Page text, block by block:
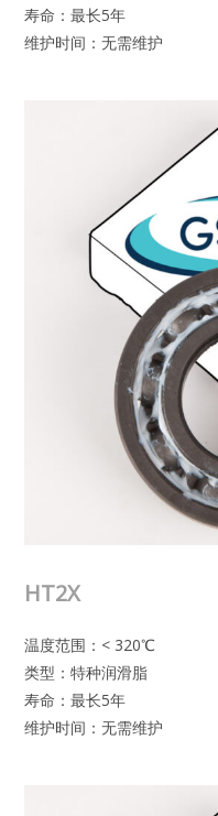
寿命：最长5年
维护时间：无需维护
HT2X
温度范围：< 320℃
类型：特种润滑脂
寿命：最长5年
维护时间：无需维护